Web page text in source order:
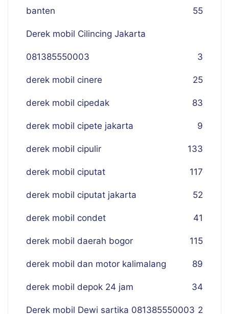
banten 55
Derek mobil Cilincing Jakarta
081385550003 3
derek mobil cinere 25
derek mobil cipedak 83
derek mobil cipete jakarta 9
derek mobil cipulir 133
derek mobil ciputat 117
derek mobil ciputat jakarta 52
derek mobil condet 41
derek mobil daerah bogor 115
derek mobil dan motor kalimalang 89
derek mobil depok 24 jam 34
Derek mobil Dewi sartika 081385550003 2